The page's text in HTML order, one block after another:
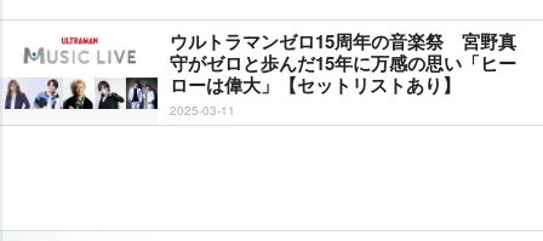
ウルトラマンゼロ15周年の音楽祭 宮野真
守がゼロと歩んだ15年に万感の思い「ヒー
ローは偉大」【セットリストあり】
2025-03-11